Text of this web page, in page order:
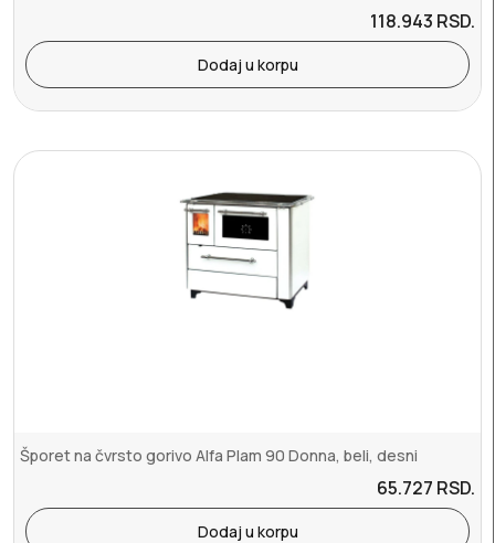
118.943 RSD.
Dodaj u korpu
Šporet na čvrsto gorivo Alfa Plam 90 Donna, beli, desni
65.727 RSD.
Dodaj u korpu